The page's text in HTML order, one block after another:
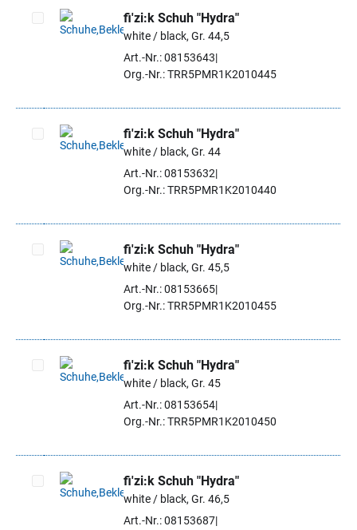
Artikel auswählen
fi'zi:k Schuh "Hydra"
white / black, Gr. 44,5
Art.-Nr.: 08153643
Org.-Nr.: TRR5PMR1K2010445
Artikel auswählen
fi'zi:k Schuh "Hydra"
white / black, Gr. 44
Art.-Nr.: 08153632
Org.-Nr.: TRR5PMR1K2010440
Artikel auswählen
fi'zi:k Schuh "Hydra"
white / black, Gr. 45,5
Art.-Nr.: 08153665
Org.-Nr.: TRR5PMR1K2010455
Artikel auswählen
fi'zi:k Schuh "Hydra"
white / black, Gr. 45
Art.-Nr.: 08153654
Org.-Nr.: TRR5PMR1K2010450
Artikel auswählen
fi'zi:k Schuh "Hydra"
white / black, Gr. 46,5
Art.-Nr.: 08153687